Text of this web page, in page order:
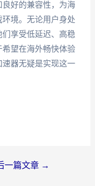
好的兼容性，为海
境。无论用户身处
享受低延迟、高稳
望在海外畅快体验
器无疑是实现这一
一篇文章 →